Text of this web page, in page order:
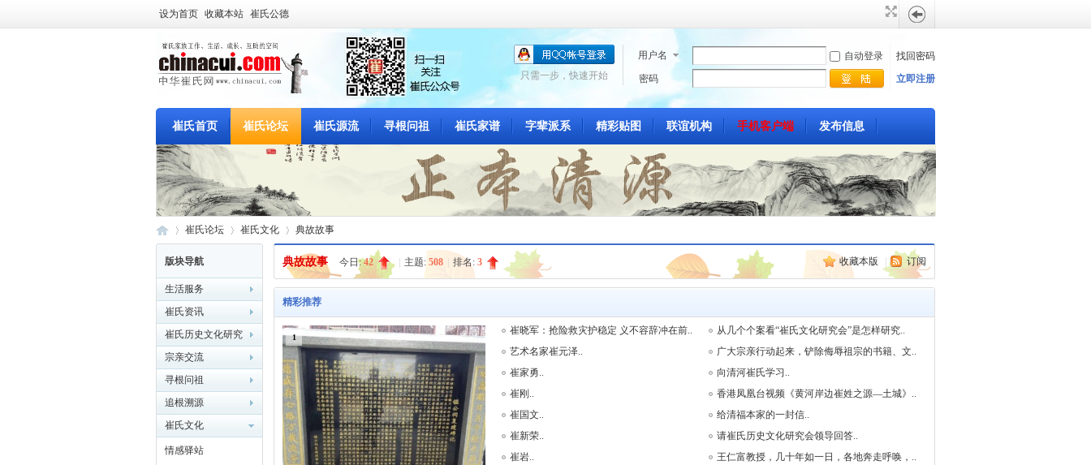
设为首页 收藏本站 崔氏公德
用户名 自动登录
找回密码
密码
立即注册
只需一步，快速开始
崔氏首页 崔氏论坛 崔氏源流 寻根问祖 崔氏家谱 字辈派系 精彩贴图 联谊机构 手机客户端 发布信息
崔氏首页
中 »
崔氏论坛
›
崔氏文化 典故故事
版块导航
生活服务
崔氏资讯
崔氏历史文化研究
宗亲交流
寻根问祖
追根溯源
崔氏文化
情感驿站
收藏本版 订阅
典故故事 今日:42 主题: 508 排名: 3
精彩推荐
1
崔晓军：抢险救灾护稳定 义不容辞冲在前..
艺术名家崔元泽..
崔家勇..
崔刚..
崔国文..
崔新荣..
崔岩..
从几个个案看“崔氏文化研究会”是怎样研究..
广大宗亲行动起来，铲除侮辱祖宗的书籍、文..
向清河崔氏学习..
香港凤凰台视频《黄河岸边崔姓之源—土城》..
给清福本家的一封信..
请崔氏历史文化研究会领导回答..
王仁富教授，几十年如一日，各地奔走呼唤，..